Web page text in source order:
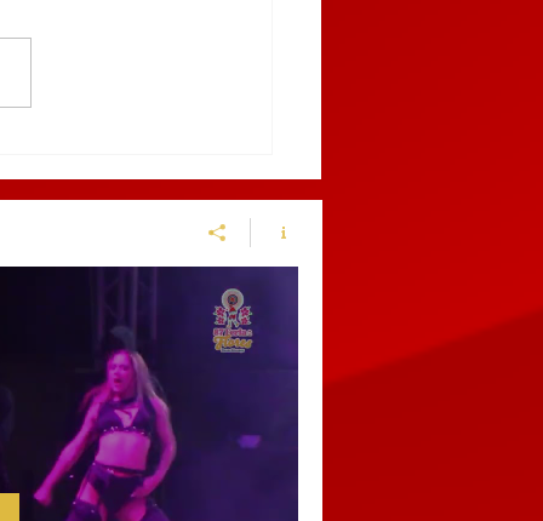
a sujeto por
a una policía
y alterar el orden